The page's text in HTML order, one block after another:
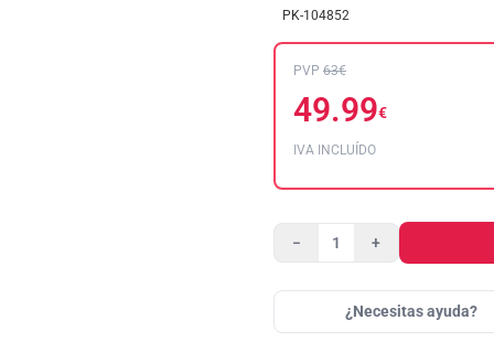
PK-104852
PVP 63€
49.99€
IVA INCLUÍDO
− +
¿Necesitas ayuda?